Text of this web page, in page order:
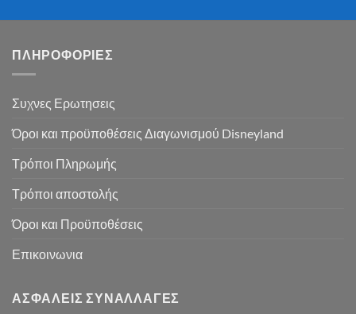
ΠΛΗΡΟΦΟΡΙΕΣ
Συχνες Ερωτησεις
Όροι και προϋποθέσεις Διαγωνισμού Disneyland
Τρόποι Πληρωμής
Τρόποι αποστολής
Όροι και Προϋποθέσεις
Επικοινωνια
ΑΣΦΑΛΕΙΣ ΣΥΝΑΛΛΑΓΕΣ